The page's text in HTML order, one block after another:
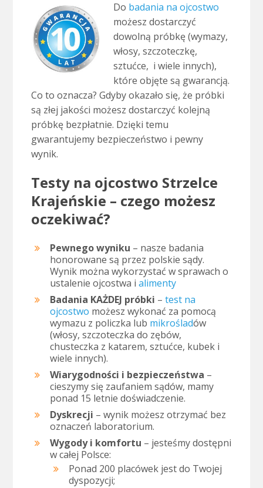
Do badania na ojcostwo
możesz dostarczyć
dowolną próbkę (wymazy,
włosy, szczoteczkę,
sztućce, i wiele innych),
które objęte są gwarancją.
Co to oznacza? Gdyby okazało się, że próbki
są złej jakości możesz dostarczyć kolejną
próbkę bezpłatnie. Dzięki temu
gwarantujemy bezpieczeństwo i pewny
wynik.
Testy na ojcostwo Strzelce
Krajeńskie – czego możesz
oczekiwać?
Pewnego wyniku – nasze badania
honorowane są przez polskie sądy.
Wynik można wykorzystać w sprawach o
ustalenie ojcostwa i alimenty
Badania KAŻDEJ próbki – test na
ojcostwo możesz wykonać za pomocą
wymazu z policzka lub mikrośladów
(włosy, szczoteczka do zębów,
chusteczka z katarem, sztućce, kubek i
wiele innych).
Wiarygodności i bezpieczeństwa –
cieszymy się zaufaniem sądów, mamy
ponad 15 letnie doświadczenie.
Dyskrecji – wynik możesz otrzymać bez
oznaczeń laboratorium.
Wygody i komfortu – jesteśmy dostępni
w całej Polsce:
Ponad 200 placówek jest do Twojej
dyspozycji;